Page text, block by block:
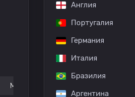
Мариус Вегманн
Англия
Португалия
Германия
Италия
Бразилия
Аргентина